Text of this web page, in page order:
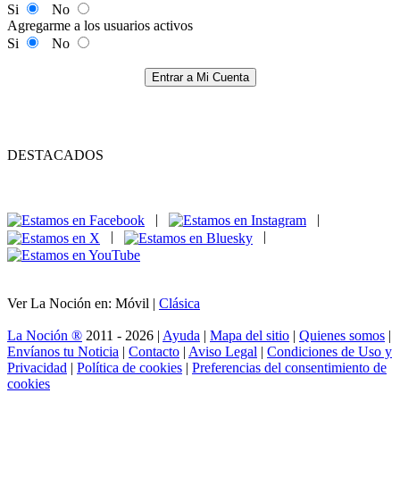
Si
No
Agregarme a los usuarios activos
Si
No
Entrar a Mi Cuenta
DESTACADOS
|
|
|
|
Ver La Noción en: Móvil | Clásica
La Noción ® 2011 - 2026 | Ayuda | Mapa del sitio | Quienes somos |
Envíanos tu Noticia | Contacto | Aviso Legal | Condiciones de Uso y
Privacidad | Política de cookies | Preferencias del consentimiento de
cookies